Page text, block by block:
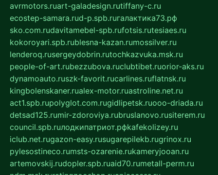
avrmotors.ruart-galadesign.rutiffany-c.ru
ecostep-samara.rud-p.spb.ruгалактика73.рф
sko.com.rudavitamebel-spb.rufotsis.rutesiaes.ru
kokoroyari.spb.rublesna-kazan.rumossilver.ru
lenderoq.rusergeydobrin.rutochkazvuka.msk.ru
people-of-art.rubezzubova.ruclubtibet.ruorior-aks.ru
dynamoauto.ruszk-favorit.rucarlines.ruflatnsk.ru
kingbolenskaner.rualex-motor.ruastroline.net.ru
act1.spb.rupolyglot.com.rugidlipetsk.ruooo-driada.ru
detsad125.rumir-zdoroviya.rubruslanovo.rusiterem.ru
council.spb.ruлодкипатриот.рфkafekolizey.ru
iclub.net.rugazon-easy.rusugarepilekb.rugrinox.ru
pylesostineco.rumsts-ozarenie.rukameryjooan.ru
artemovskij.rudopler.spb.ruaid70.rumetall-perm.ru